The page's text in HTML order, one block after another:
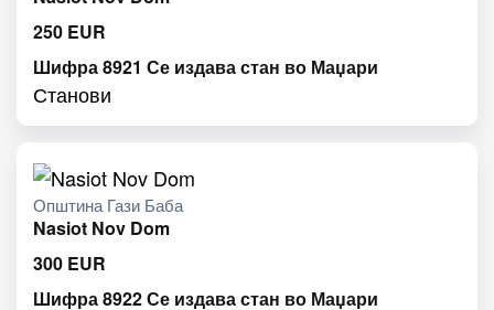
250 EUR
Шифра 8921 Се издава стан во Маџари
Станови
Општина Гази Баба
Nasiot Nov Dom
300 EUR
Шифра 8922 Се издава стан во Маџари